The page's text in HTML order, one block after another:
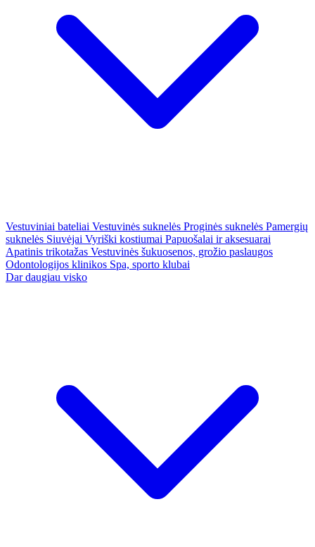
Vestuviniai bateliai Vestuvinės suknelės Proginės suknelės Pamergių
suknelės Siuvėjai Vyriški kostiumai Papuošalai ir aksesuarai
Apatinis trikotažas Vestuvinės šukuosenos, grožio paslaugos
Odontologijos klinikos Spa, sporto klubai
Dar daugiau visko